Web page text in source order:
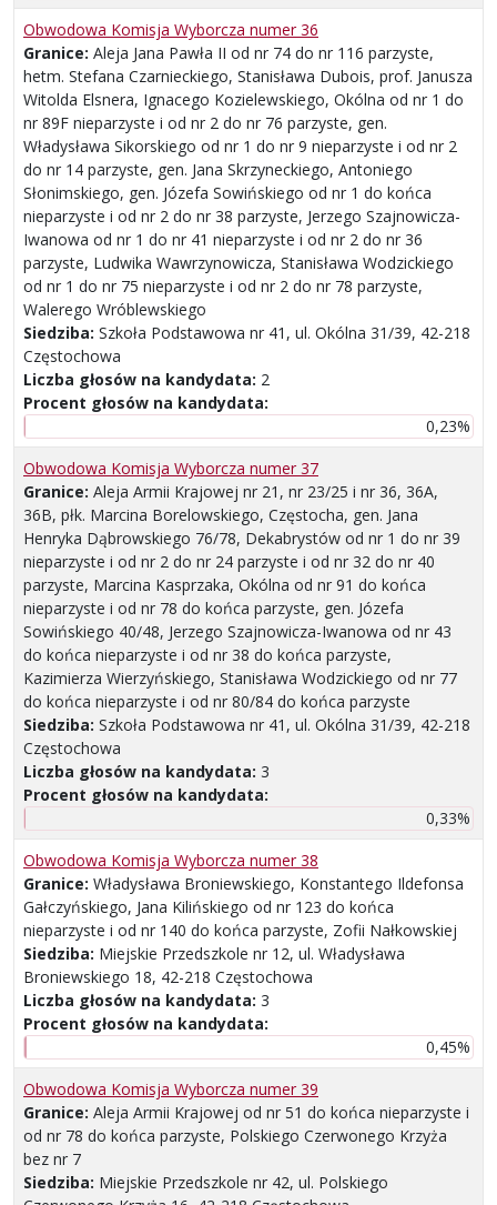
Obwodowa Komisja Wyborcza numer 36
Granice: Aleja Jana Pawła II od nr 74 do nr 116 parzyste,
hetm. Stefana Czarnieckiego, Stanisława Dubois, prof. Janusza
Witolda Elsnera, Ignacego Kozielewskiego, Okólna od nr 1 do
nr 89F nieparzyste i od nr 2 do nr 76 parzyste, gen.
Władysława Sikorskiego od nr 1 do nr 9 nieparzyste i od nr 2
do nr 14 parzyste, gen. Jana Skrzyneckiego, Antoniego
Słonimskiego, gen. Józefa Sowińskiego od nr 1 do końca
nieparzyste i od nr 2 do nr 38 parzyste, Jerzego Szajnowicza-
Iwanowa od nr 1 do nr 41 nieparzyste i od nr 2 do nr 36
parzyste, Ludwika Wawrzynowicza, Stanisława Wodzickiego
od nr 1 do nr 75 nieparzyste i od nr 2 do nr 78 parzyste,
Walerego Wróblewskiego
Siedziba: Szkoła Podstawowa nr 41, ul. Okólna 31/39, 42-218
Częstochowa
Liczba głosów na kandydata: 2
Procent głosów na kandydata:
0,23%
Obwodowa Komisja Wyborcza numer 37
Granice: Aleja Armii Krajowej nr 21, nr 23/25 i nr 36, 36A,
36B, płk. Marcina Borelowskiego, Częstocha, gen. Jana
Henryka Dąbrowskiego 76/78, Dekabrystów od nr 1 do nr 39
nieparzyste i od nr 2 do nr 24 parzyste i od nr 32 do nr 40
parzyste, Marcina Kasprzaka, Okólna od nr 91 do końca
nieparzyste i od nr 78 do końca parzyste, gen. Józefa
Sowińskiego 40/48, Jerzego Szajnowicza-Iwanowa od nr 43
do końca nieparzyste i od nr 38 do końca parzyste,
Kazimierza Wierzyńskiego, Stanisława Wodzickiego od nr 77
do końca nieparzyste i od nr 80/84 do końca parzyste
Siedziba: Szkoła Podstawowa nr 41, ul. Okólna 31/39, 42-218
Częstochowa
Liczba głosów na kandydata: 3
Procent głosów na kandydata:
0,33%
Obwodowa Komisja Wyborcza numer 38
Granice: Władysława Broniewskiego, Konstantego Ildefonsa
Gałczyńskiego, Jana Kilińskiego od nr 123 do końca
nieparzyste i od nr 140 do końca parzyste, Zofii Nałkowskiej
Siedziba: Miejskie Przedszkole nr 12, ul. Władysława
Broniewskiego 18, 42-218 Częstochowa
Liczba głosów na kandydata: 3
Procent głosów na kandydata:
0,45%
Obwodowa Komisja Wyborcza numer 39
Granice: Aleja Armii Krajowej od nr 51 do końca nieparzyste i
od nr 78 do końca parzyste, Polskiego Czerwonego Krzyża
bez nr 7
Siedziba: Miejskie Przedszkole nr 42, ul. Polskiego